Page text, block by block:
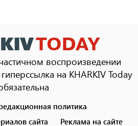
воспроизведении
на KHARKIV Today
политика
сайта
Реклама на сайте